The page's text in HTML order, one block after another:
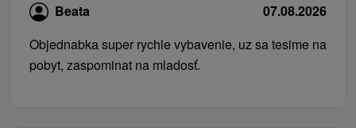
Beata
07.08.2026
Objednabka super rychle vybavenie, uz sa tesime na
pobyt, zaspominat na mladosť.